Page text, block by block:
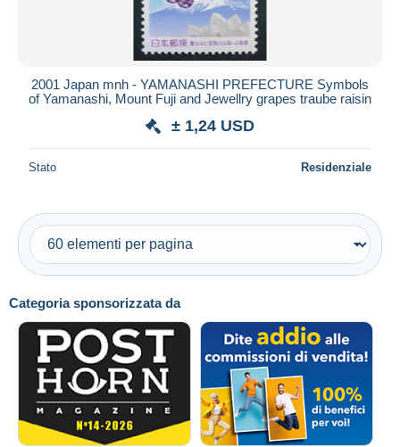
Categoria sponsorizzata da
2001 Japan mnh - YAMANASHI PREFECTURE Symbols
of Yamanashi, Mount Fuji and Jewellry grapes traube raisin
± 1,24 USD
Stato Residenziale